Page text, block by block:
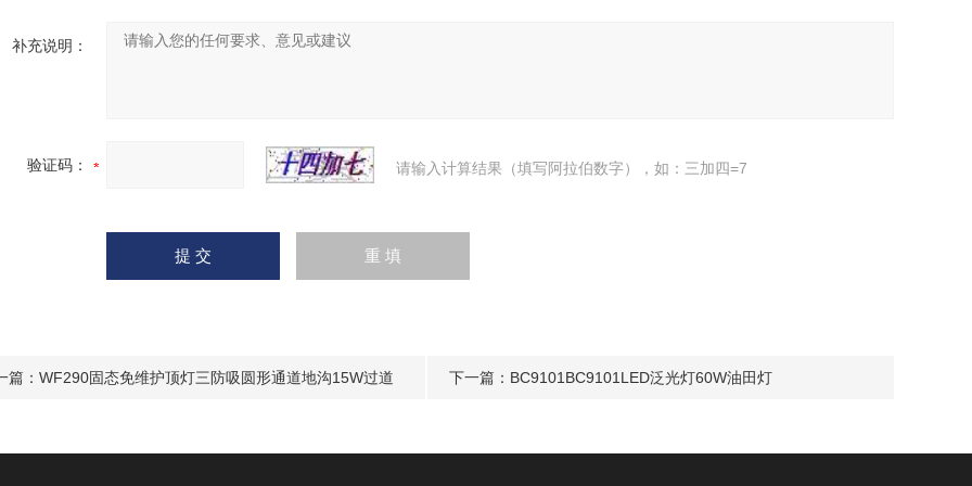
补充说明：
验证码： 请输入计算结果（填写阿拉伯数字），如：三加四=7
篇： WF290固态免维护顶灯三防吸圆形通道地沟15W过道 下一篇： BC9101BC9101LED泛光灯60W油田灯